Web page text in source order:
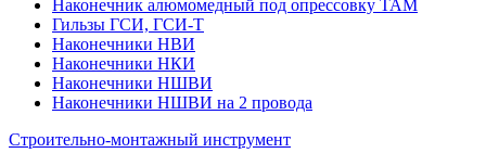
Наконечник алюмомедный под опрессовку ТАМ
Гильзы ГСИ, ГСИ-Т
Наконечники НВИ
Наконечники НКИ
Наконечники НШВИ
Наконечники НШВИ на 2 провода
Строительно-монтажный инструмент